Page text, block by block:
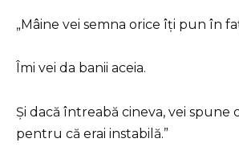
„Mâine vei semna orice îți pun în
Îmi vei da banii aceia.
Și dacă întreabă cineva, vei spune
pentru că erai instabilă.”